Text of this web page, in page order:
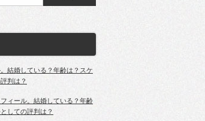
結婚している？年齢は？スケ
判は？
ィール。結婚している？年齢
しての評判は？